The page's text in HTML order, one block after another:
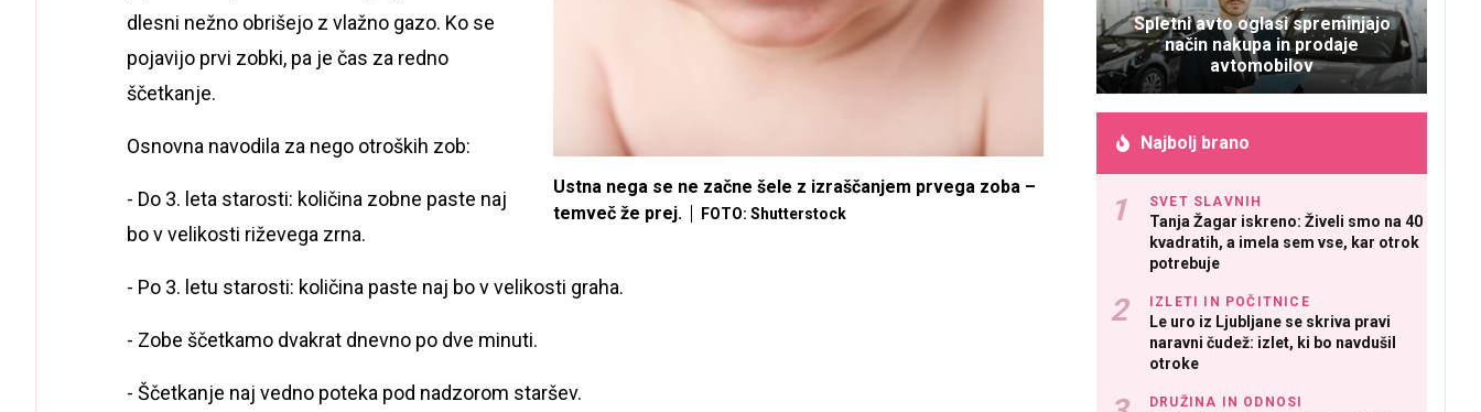
Ustna nega se ne začne šele z izraščanjem prvega zoba –
temveč že prej.
FOTO: Shutterstock
dlesni nežno obrišejo z vlažno gazo. Ko se
pojavijo prvi zobki, pa je čas za redno
ščetkanje.
Osnovna navodila za nego otroških zob:
- Do 3. leta starosti: količina zobne paste naj
bo v velikosti riževega zrna.
- Po 3. letu starosti: količina paste naj bo v velikosti graha.
- Zobe ščetkamo dvakrat dnevno po dve minuti.
- Ščetkanje naj vedno poteka pod nadzorom staršev.
Spletni avto oglasi spreminjajo
način nakupa in prodaje
avtomobilov
Najbolj brano
SVET SLAVNIH
Tanja Žagar iskreno: Živeli smo na 40
kvadratih, a imela sem vse, kar otrok
potrebuje
IZLETI IN POČITNICE
Le uro iz Ljubljane se skriva pravi
naravni čudež: izlet, ki bo navdušil
otroke
DRUŽINA IN ODNOSI